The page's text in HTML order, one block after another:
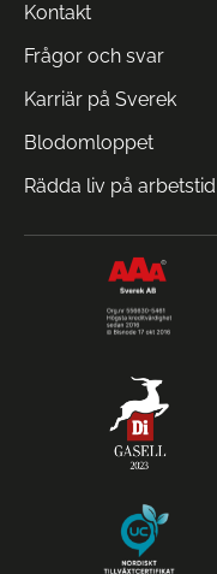
Kontakt
Frågor och svar
Karriär på Sverek
Blodomloppet
Rädda liv på arbetstid